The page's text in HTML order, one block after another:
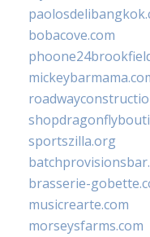
bobacove.com
sportszilla.org
brasserie-
musicrearte.com
morseysfarms.com